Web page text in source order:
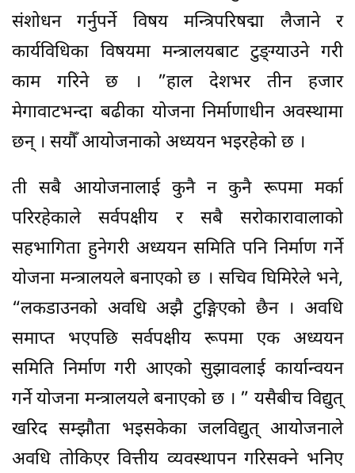
संशोधन गर्नुपर्ने विषय मन्त्रिपरिषद्मा लैजाने र
कार्यविधिका विषयमा मन्त्रालयबाट टुङ्ग्याउने गरी
काम गरिने छ । ”हाल देशभर तीन हजार
मेगावाटभन्दा बढीका योजना निर्माणाधीन अवस्थामा
छन् । सयौँ आयोजनाको अध्ययन भइरहेको छ ।
ती सबै आयोजनालाई कुनै न कुनै रूपमा मर्का
परिरहेकाले सर्वपक्षीय र सबै सरोकारावालाको
सहभागिता हुनेगरी अध्ययन समिति पनि निर्माण गर्ने
योजना मन्त्रालयले बनाएको छ । सचिव घिमिरेले भने,
“लकडाउनको अवधि अझै टुङ्गिएको छैन । अवधि
समाप्त भएपछि सर्वपक्षीय रूपमा एक अध्ययन
समिति निर्माण गरी आएको सुझावलाई कार्यान्वयन
गर्ने योजना मन्त्रालयले बनाएको छ । ” यसैबीच विद्युत्
खरिद सम्झौता भइसकेका जलविद्युत् आयोजनाले
अवधि तोकिएर वित्तीय व्यवस्थापन गरिसक्ने भनिए